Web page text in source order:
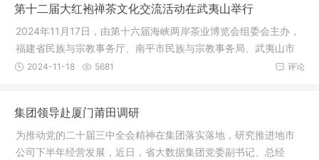
第十二届大红袍禅茶文化交流活动在武夷山举行
2024年11月17日，由第十六届海峡两岸茶业博览会组委会主办，
福建省民族与宗教事务厅、南平市民族与宗教事务局、武夷山市
民族与宗
评论
2024-11-18 5681
集团领导赴厦门莆田调研
为推动党的二十届三中全会精神在集团落实落地，研究推进地市
公司下半年经营发展，近日，省大数据集团党委副书记、总经